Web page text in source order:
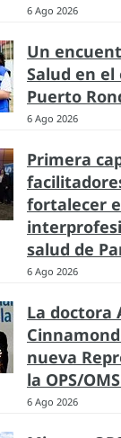
6 Ago 2026
Un
Salud en el
Puerto
6 Ago 2026
Primera
fortalecer
salud de
6 Ago 2026
La doctora
nueva
la OPS/
6 Ago 2026